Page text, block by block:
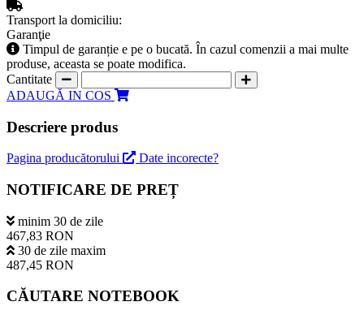
Transport la domiciliu:
Garanţie
Timpul de garanție e pe o bucată. În cazul comenzii a mai multe
produse, aceasta se poate modifica.
Cantitate
ADAUGĂ IN COS
Descriere produs
Pagina producătorului Date incorecte?
NOTIFICARE DE PREȚ
minim 30 de zile
467,83 RON
30 de zile maxim
487,45 RON
CĂUTARE NOTEBOOK